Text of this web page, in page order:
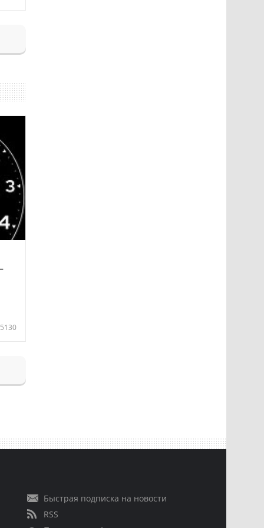
5130
Быстрая подписка на новости
RSS